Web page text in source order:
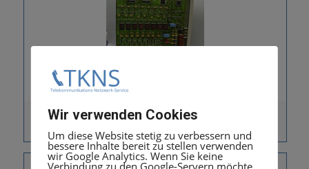
TML8 W Erweiterungsmodul Hicom HiPath
Wir verwenden Cookies
Um diese Website stetig zu verbessern und
bessere Inhalte bereit zu stellen verwenden
wir Google Analytics. Wenn Sie keine
Verbindung zu den Google-Servern möchte,